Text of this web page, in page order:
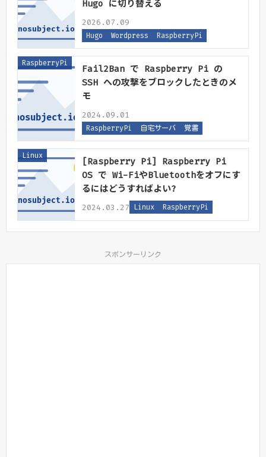
Hugo に切り替える
2026.07.09
Hugo Wordpress RaspberryPi
RaspberryPi
Fail2Ban で Raspberry Pi の
SSH への攻撃をブロックしたときのメ
モ
2024.09.01
RaspberryPi 自宅サーバ 覚書
Linux
[Raspberry Pi] Raspberry Pi
OS で Wi-FiやBluetoothをオフにす
るにはどうすればよい?
2024.03.27 Linux RaspberryPi
スポンサーリンク